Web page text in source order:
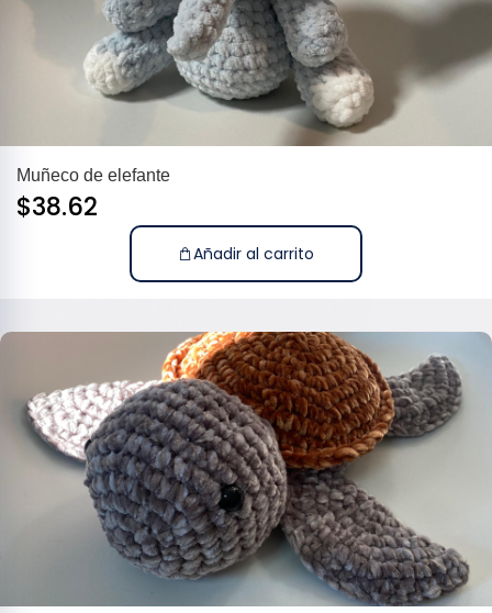
Muñeco de elefante
$38.62
Añadir al carrito